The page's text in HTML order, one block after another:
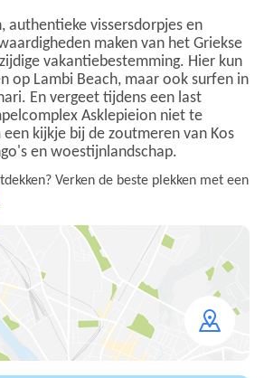
authentieke vissersdorpjes en
maken van het Griekse
vakantiebestemming. Hier kun
op Lambi Beach, maar ook surfen in
En vergeet tijdens een last
Asklepieion niet te
kijkje bij de zoutmeren van Kos
en woestijnlandschap.
Verken de beste plekken met een
map